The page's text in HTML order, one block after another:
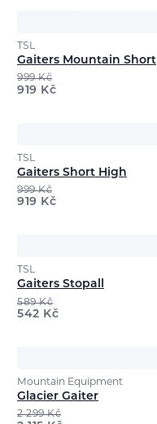
TSL
Gaiters Mountain Short
999Kč
919 Kč
TSL
Gaiters Short High
999Kč
919 Kč
TSL
Gaiters Stopall
589Kč
542 Kč
Mountain Equipment
Glacier Gaiter
2 299Kč